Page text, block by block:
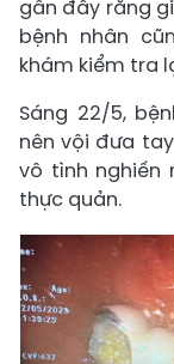
gần đây răng
bệnh nhân
khám kiểm tra
Sáng 22/5,
nên vội đưa
vô tình nghiến
thực quản.